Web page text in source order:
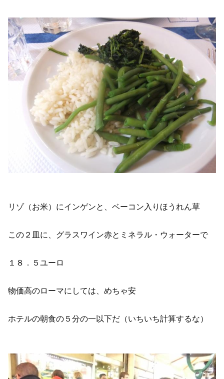
リゾ（お米）にインゲンと、ベーコン入りほうれん草
この２皿に、グラスワイン赤とミネラル・ウォーターで
１８．５ユーロ
物価高のローマにしては、めちゃ安
ホテルの朝食の５分の一以下だ（いちいち計算するな）